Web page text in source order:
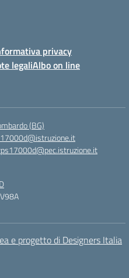
privacy
legaliAlbo on line
(BG)
e progetto di Designers Italia